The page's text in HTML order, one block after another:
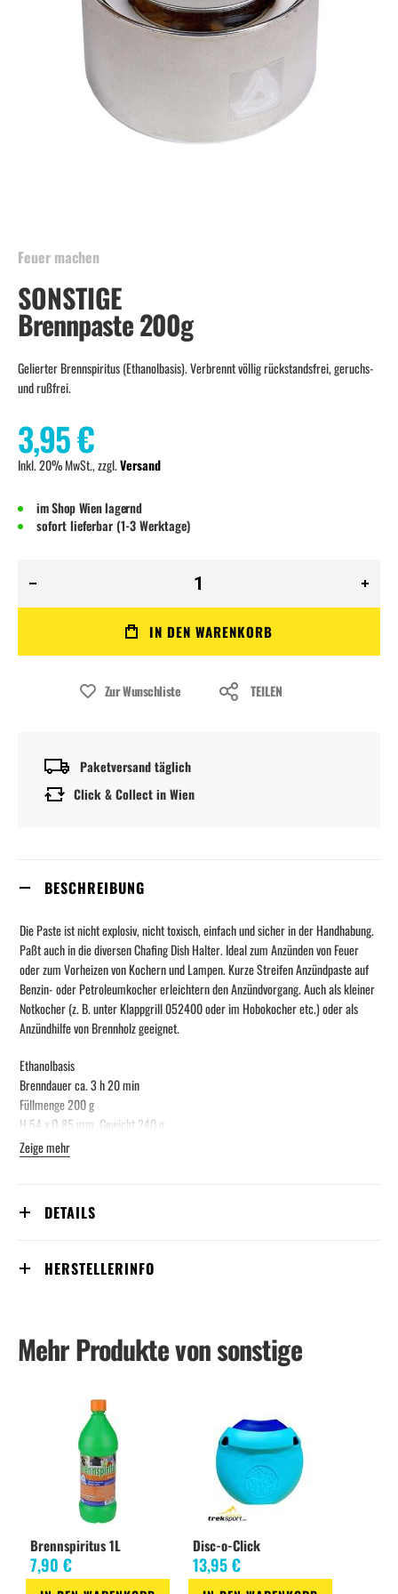
beginning
the
images
gallery
Feuer machen
Brennpaste 200g
SONSTIGE
Gelierter Brennspiritus (Ethanolbasis). Verbrennt völlig rückstandsfrei, geruchs-
und rußfrei.
3,95 €
Inkl. 20% MwSt., zzgl.Versand
im Shop Wien lagernd
sofort lieferbar (1-3 Werktage)
IN DEN WARENKORB
Zur Wunschliste TEILEN
Paketversand täglich
Click & Collect in Wien
BESCHREIBUNG
Die Paste ist nicht explosiv, nicht toxisch, einfach und sicher in der Handhabung.
Paßt auch in die diversen Chafing Dish Halter. Ideal zum Anzünden von Feuer
oder zum Vorheizen von Kochern und Lampen. Kurze Streifen Anzündpaste auf
Benzin- oder Petroleumkocher erleichtern den Anzündvorgang. Auch als kleiner
Notkocher (z. B. unter Klappgrill 052400 oder im Hobokocher etc.) oder als
Anzündhilfe von Brennholz geeignet.
Ethanolbasis
Brenndauer ca. 3 h 20 min
Füllmenge 200 g
H 54 x Ø 85 mm, Gewicht 240 g
Gefahrguthinweise: - Gefahr: H225, P210, P102, P403, P233.
Zeige mehr
DETAILS
HERSTELLERINFO
Mehr Produkte von sonstige
Brennspiritus 1L
7,90 €
Disc-o-Click
13,95 €